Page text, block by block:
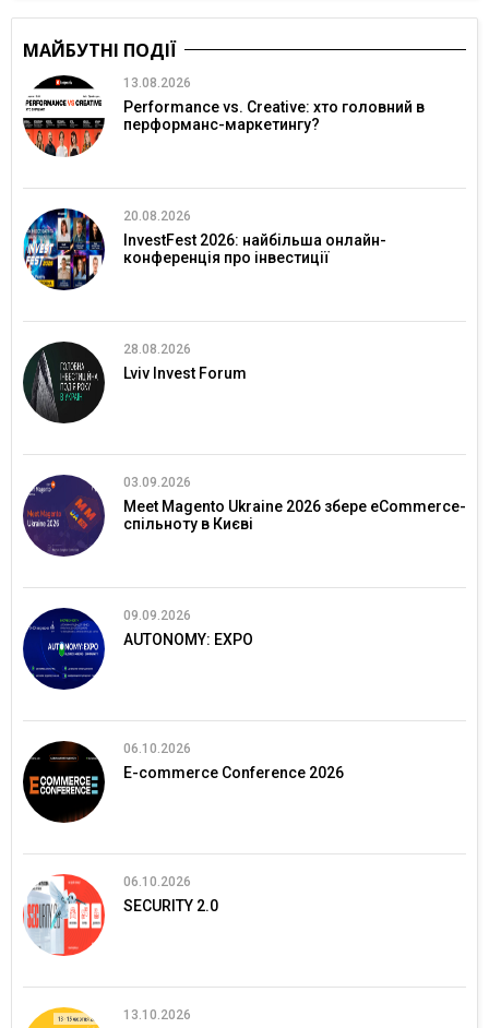
МАЙБУТНІ ПОДІЇ
13.08.2026
Performance vs. Creative: хто головний в
перформанс-маркетингу?
20.08.2026
InvestFest 2026: найбільша онлайн-
конференція про інвестиції
28.08.2026
Lviv Invest Forum
03.09.2026
Meet Magento Ukraine 2026 збере eCommerce-
спільноту в Києві
09.09.2026
AUTONOMY: EXPO
06.10.2026
E-commerce Conference 2026
06.10.2026
SECURITY 2.0
13.10.2026